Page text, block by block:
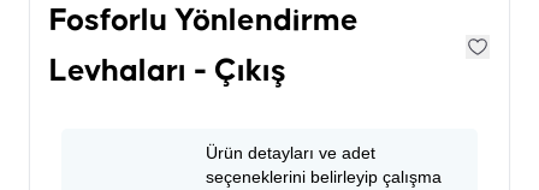
Fosforlu Yönlendirme
Levhaları - Çıkış
Ürün detayları ve adet
seçeneklerini belirleyip çalışma